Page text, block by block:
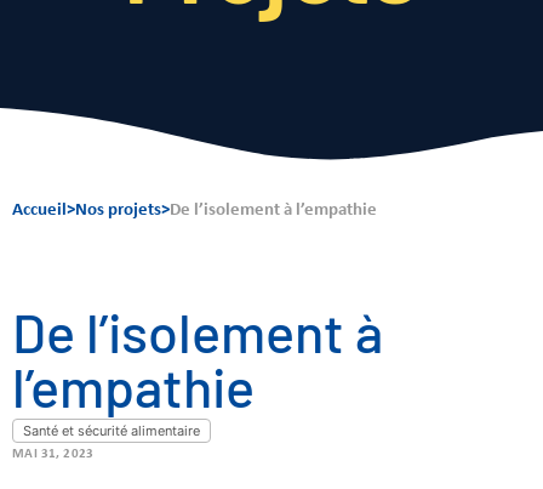
Accueil>Nos projets>De l’isolement à l’empathie
De l’isolement à
l’empathie
Santé et sécurité alimentaire
MAI 31, 2023